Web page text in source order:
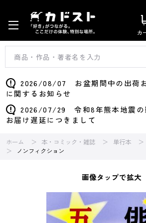
カ
2026/08/07 お盆期間中の出荷
に関するお知らせ
2026/07/29 令和8年熊本地震の
お届け遅延につきまして
ホーム 本・コミック・雑誌 単行本
ノンフィクション
画像タップで拡大